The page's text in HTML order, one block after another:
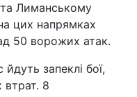
Лиманському
цих напрямках
50 ворожих атак.
запеклі бої,
втрат. 8